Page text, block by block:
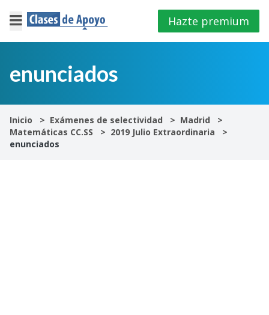
×
sesión
4º
Hazte premium
enunciados
Inicio Exámenes de selectividad
Madrid
Matemáticas CC.SS
2019 Julio Extraordinaria
enunciados